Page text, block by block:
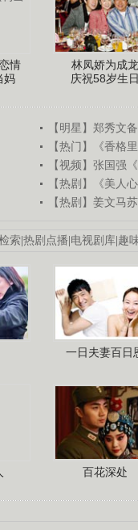
情
妈
林凤娇为成龙
庆祝58岁生
【明星】郑秀文
【热门】《香格
【视频】张国强
【热剧】《美人
【热剧】姜文马
索|热剧点播|电视剧库|趣
一日夫妻百日
百花深处